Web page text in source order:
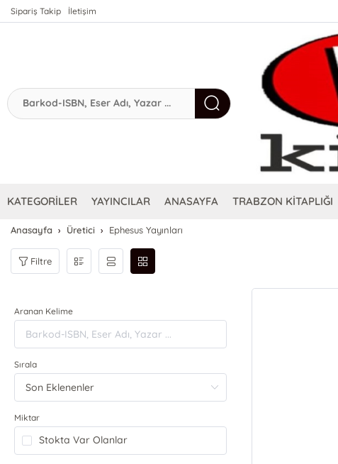
Sipariş Takip İletişim
KATEGORİLER YAYINCILAR ANASAYFA TRABZON KİTAPLIĞI
Anasayfa Üretici Ephesus Yayınları
Filtre
Aranan Kelime
Sırala
Miktar
Stokta Var Olanlar